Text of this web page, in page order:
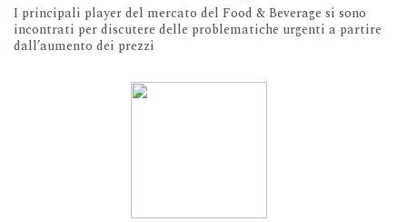
I principali player del mercato del Food & Beverage si sono
incontrati per discutere delle problematiche urgenti a partire
dall’aumento dei prezzi